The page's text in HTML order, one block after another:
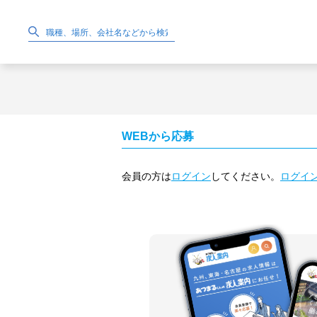
WEBから応募
会員の方はログイン してください。 ログイ